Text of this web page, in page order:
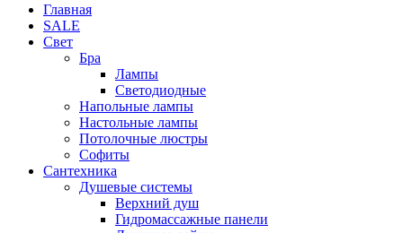
Главная
SALE
Свет
Бра
Лампы
Светодиодные
Напольные лампы
Настольные лампы
Потолочные люстры
Софиты
Сантехника
Душевые системы
Верхний душ
Гидромассажные панели